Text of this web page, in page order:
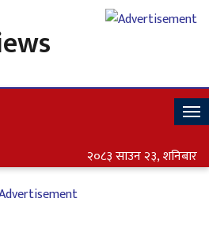
२०८३ साउन २३, शनिबार